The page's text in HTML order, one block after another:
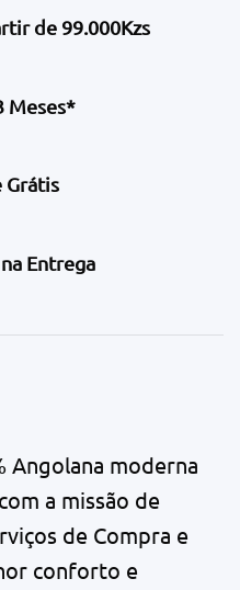
de 99.000Kzs
Meses*
Grátis
Entrega
Angolana moderna
a missão de
de Compra e
conforto e